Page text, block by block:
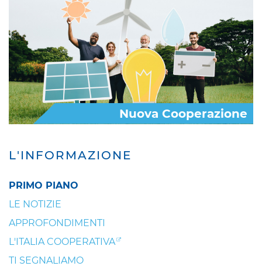
L'INFORMAZIONE
PRIMO PIANO
LE NOTIZIE
APPROFONDIMENTI
L'ITALIA COOPERATIVA
TI SEGNALIAMO
Nuova Cooperazione